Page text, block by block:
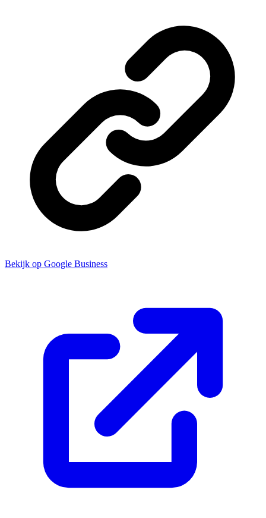
Bekijk op Google Business